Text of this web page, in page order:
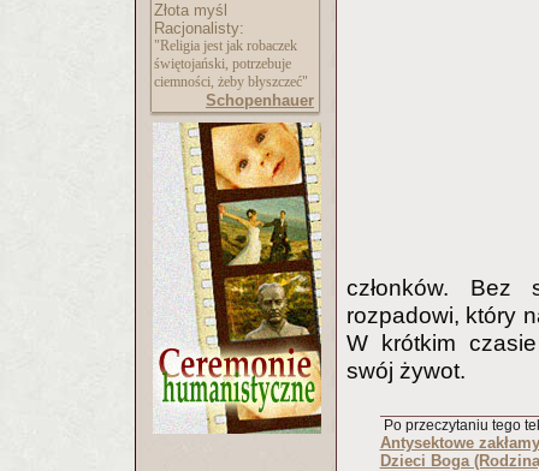
Złota myśl
Racjonalisty:
"Religia jest jak robaczek
świętojański, potrzebuje
ciemności, żeby błyszczeć"
Schopenhauer
członków. Bez
rozpadowi, który
W krótkim
swój żywot.
Po przeczytaniu tego
Antysektowe
Dzieci Boga